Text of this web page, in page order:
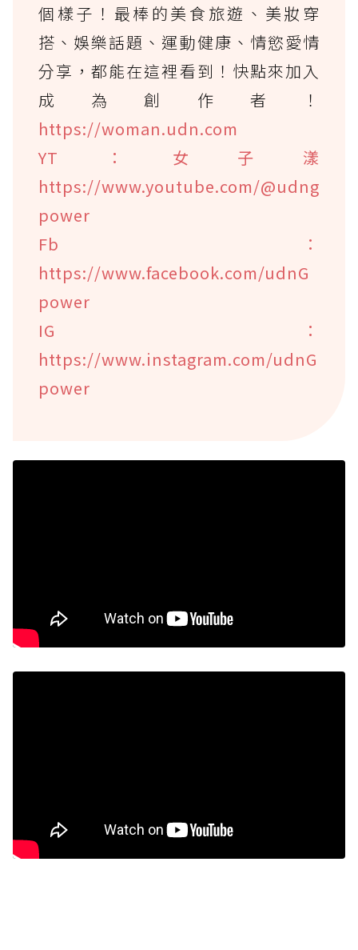
個樣子！最棒的美食旅遊、美妝穿
搭、娛樂話題、運動健康、情慾愛情
分享，都能在這裡看到！快點來加入
成為創作者！
https://woman.udn.com
YT：女子漾
https://www.youtube.com/@udng
power
Fb：
https://www.facebook.com/udnG
power
IG：
https://www.instagram.com/udnG
power